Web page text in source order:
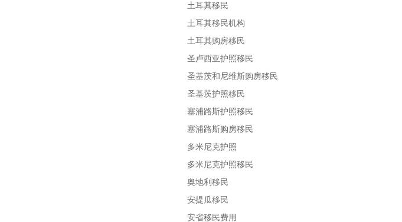
土耳其移民
土耳其移民机构
土耳其购房移民
圣卢西亚护照移民
圣基茨和尼维斯购房移民
圣基茨护照移民
塞浦路斯护照移民
塞浦路斯购房移民
多米尼克护照
多米尼克护照移民
奥地利移民
安提瓜移民
安省移民费用